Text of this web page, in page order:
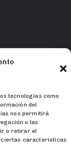
tecnologías como
del
nos permitirá
o las
o retirar el
ciertas características